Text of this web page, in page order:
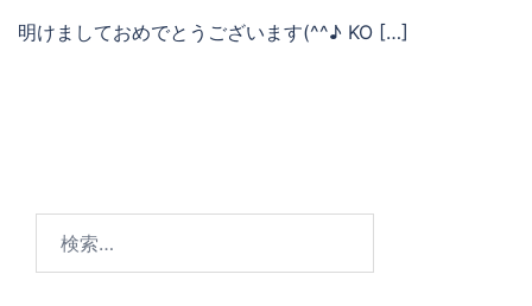
明けましておめでとうございます(^^♪ KO […]